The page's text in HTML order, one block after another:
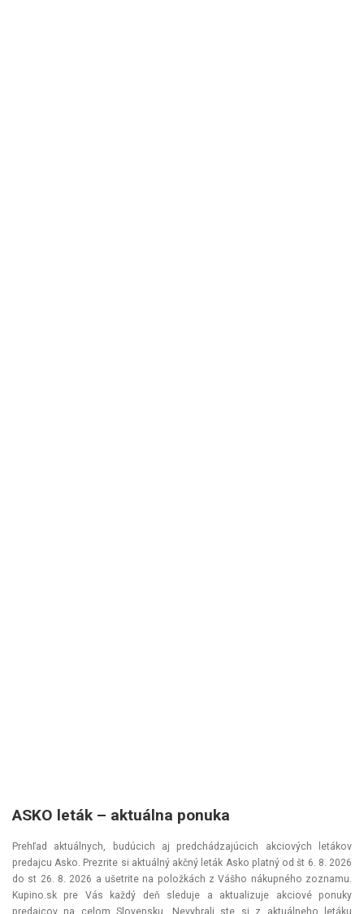
ASKO leták – aktuálna ponuka
Prehľad aktuálnych, budúcich aj predchádzajúcich akciových letákov
predajcu Asko. Prezrite si aktuálný akčný leták Asko platný odšt 6. 8. 2026
do st 26. 8. 2026 a ušetrite na položkách z Vášho nákupného zoznamu.
Kupino.sk pre Vás každý deň sleduje a aktualizuje akciové ponuky
predajcov na celom Slovensku. Nevybrali ste si z aktuálneho letáku